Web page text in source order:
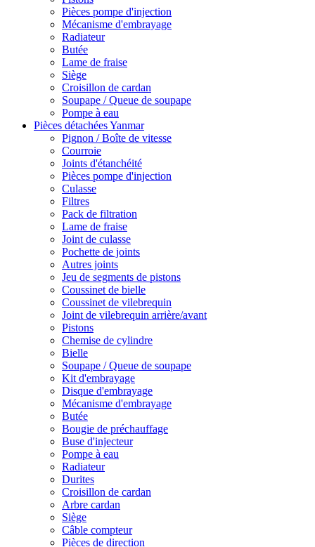
Pièces pompe d'injection
Mécanisme d'embrayage
Radiateur
Butée
Lame de fraise
Siège
Croisillon de cardan
Soupape / Queue de soupape
Pompe à eau
Pièces détachées Yanmar
Pignon / Boîte de vitesse
Courroie
Joints d'étanchéité
Pièces pompe d'injection
Culasse
Filtres
Pack de filtration
Lame de fraise
Joint de culasse
Pochette de joints
Autres joints
Jeu de segments de pistons
Coussinet de bielle
Coussinet de vilebrequin
Joint de vilebrequin arrière/avant
Pistons
Chemise de cylindre
Bielle
Soupape / Queue de soupape
Kit d'embrayage
Disque d'embrayage
Mécanisme d'embrayage
Butée
Bougie de préchauffage
Buse d'injecteur
Pompe à eau
Radiateur
Durites
Croisillon de cardan
Arbre cardan
Siège
Câble compteur
Pièces de direction